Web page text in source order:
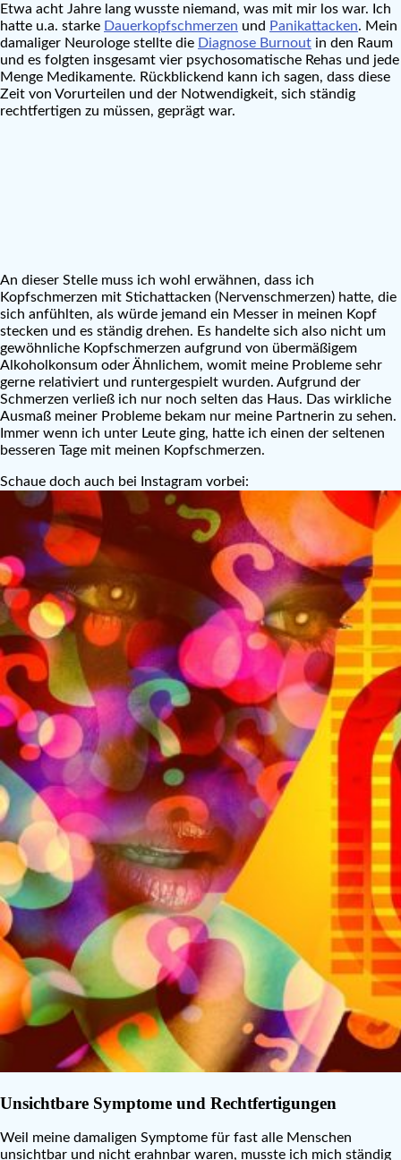
Etwa acht Jahre lang wusste niemand, was mit mir los war. Ich
hatte u.a. starke Dauerkopfschmerzen und Panikattacken. Mein
damaliger Neurologe stellte die Diagnose Burnout in den Raum
und es folgten insgesamt vier psychosomatische Rehas und jede
Menge Medikamente. Rückblickend kann ich sagen, dass diese
Zeit von Vorurteilen und der Notwendigkeit, sich ständig
rechtfertigen zu müssen, geprägt war.
An dieser Stelle muss ich wohl erwähnen, dass ich
Kopfschmerzen mit Stichattacken (Nervenschmerzen) hatte, die
sich anfühlten, als würde jemand ein Messer in meinen Kopf
stecken und es ständig drehen. Es handelte sich also nicht um
gewöhnliche Kopfschmerzen aufgrund von übermäßigem
Alkoholkonsum oder Ähnlichem, womit meine Probleme sehr
gerne relativiert und runtergespielt wurden. Aufgrund der
Schmerzen verließ ich nur noch selten das Haus. Das wirkliche
Ausmaß meiner Probleme bekam nur meine Partnerin zu sehen.
Immer wenn ich unter Leute ging, hatte ich einen der seltenen
besseren Tage mit meinen Kopfschmerzen.
Schaue doch auch bei Instagram vorbei:
Unsichtbare Symptome und Rechtfertigungen
Weil meine damaligen Symptome für fast alle Menschen
unsichtbar und nicht erahnbar waren, musste ich mich ständig